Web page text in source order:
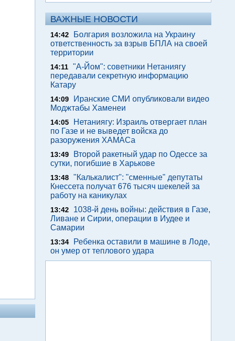
ВАЖНЫЕ НОВОСТИ
14:42
Болгария возложила на Украину
ответственность за взрыв БПЛА на своей
территории
14:11 "А-Йом": советники Нетаниягу
передавали секретную информацию
Катару
14:09
Иранские СМИ опубликовали видео
Моджтабы Хаменеи
14:05
Нетаниягу: Израиль отвергает план
по Газе и не выведет войска до
разоружения ХАМАСа
13:49
Второй ракетный удар по Одессе за
сутки, погибшие в Харькове
13:48 "Калькалист": "сменные" депутаты
Кнессета получат 676 тысяч шекелей за
работу на каникулах
13:42
1038-й день войны: действия в Газе,
Ливане и Сирии, операции в Иудее и
Самарии
13:34
Ребенка оставили в машине в Лоде,
он умер от теплового удара